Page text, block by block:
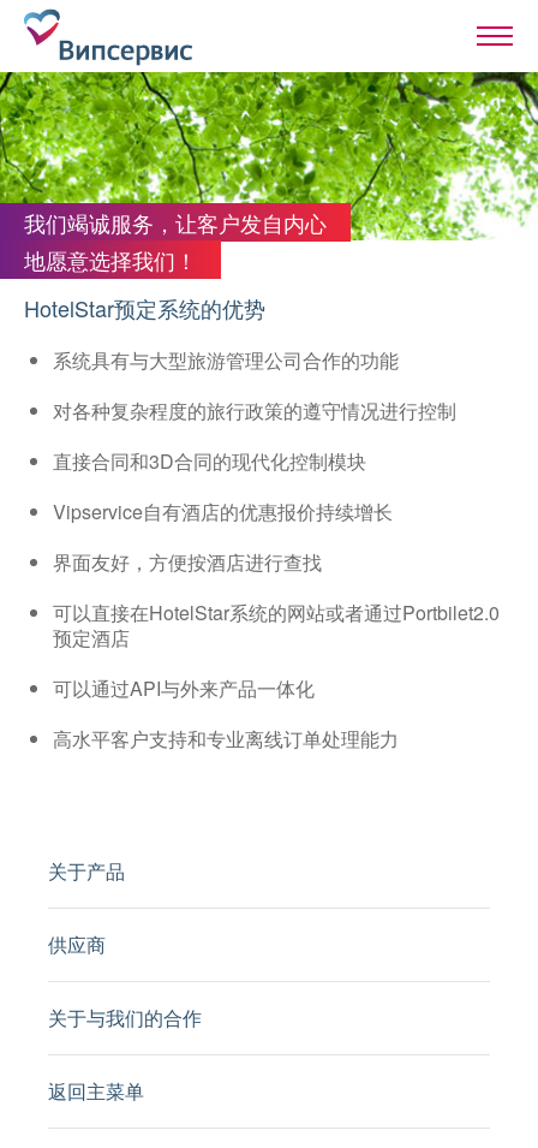
我们竭诚服务，让客户发自内心
地愿意选择我们！
HotelStar预定系统的优势
系统具有与大型旅游管理公司合作的功能
对各种复杂程度的旅行政策的遵守情况进行控制
直接合同和3D合同的现代化控制模块
Vipservice自有酒店的优惠报价持续增长
界面友好，方便按酒店进行查找
可以直接在HotelStar系统的网站或者通过Portbilet2.0
预定酒店
可以通过API与外来产品一体化
高水平客户支持和专业离线订单处理能力
关于产品
供应商
关于与我们的合作
返回主菜单